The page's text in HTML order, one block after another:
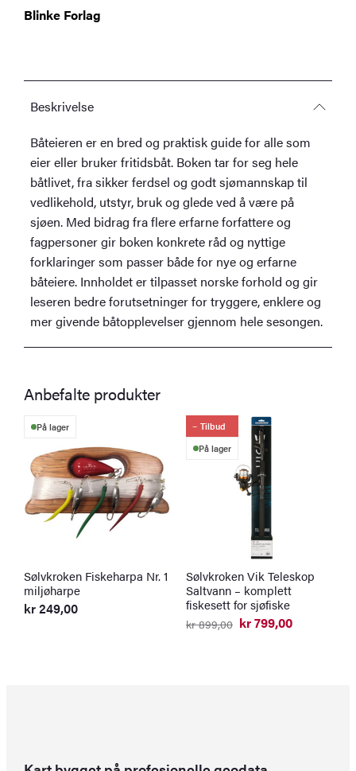
Blinke Forlag
Beskrivelse
Båteieren er en bred og praktisk guide for alle som
eier eller bruker fritidsbåt. Boken tar for seg hele
båtlivet, fra sikker ferdsel og godt sjømannskap til
vedlikehold, utstyr, bruk og glede ved å være på
sjøen. Med bidrag fra flere erfarne forfattere og
fagpersoner gir boken konkrete råd og nyttige
forklaringer som passer både for nye og erfarne
båteiere. Innholdet er tilpasset norske forhold og gir
leseren bedre forutsetninger for tryggere, enklere og
mer givende båtopplevelser gjennom hele sesongen.
Anbefalte produkter
På lager
Sølvkroken Fiskeharpa Nr. 1
miljøharpe
kr249,00
Tilbud
På lager
Sølvkroken Vik Teleskop
Saltvann – komplett
fiskesett for sjøfiske
kr899,00
Opprinnelig
kr799,00
Nåværende